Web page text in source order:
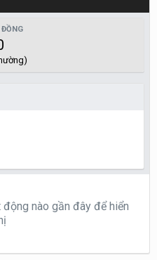
ĐỒNG
nào gần đây để hiển